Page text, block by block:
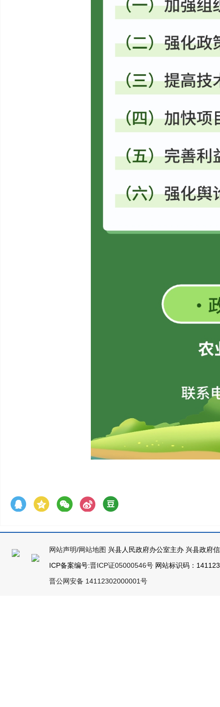
网站声明/网站地图 兴县人民政府办公室主办 兴县政府
ICP备案编号:晋ICP证05000546号 网站标识码：
晋公网安备 14112302000001号